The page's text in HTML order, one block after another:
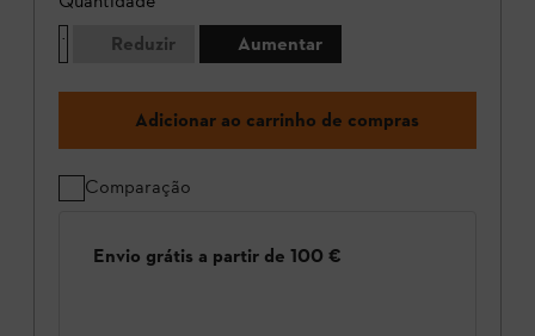
Reduzir
Aumentar
Adicionar ao carrinho de compras
Comparação
Envio grátis a partir de 100 €